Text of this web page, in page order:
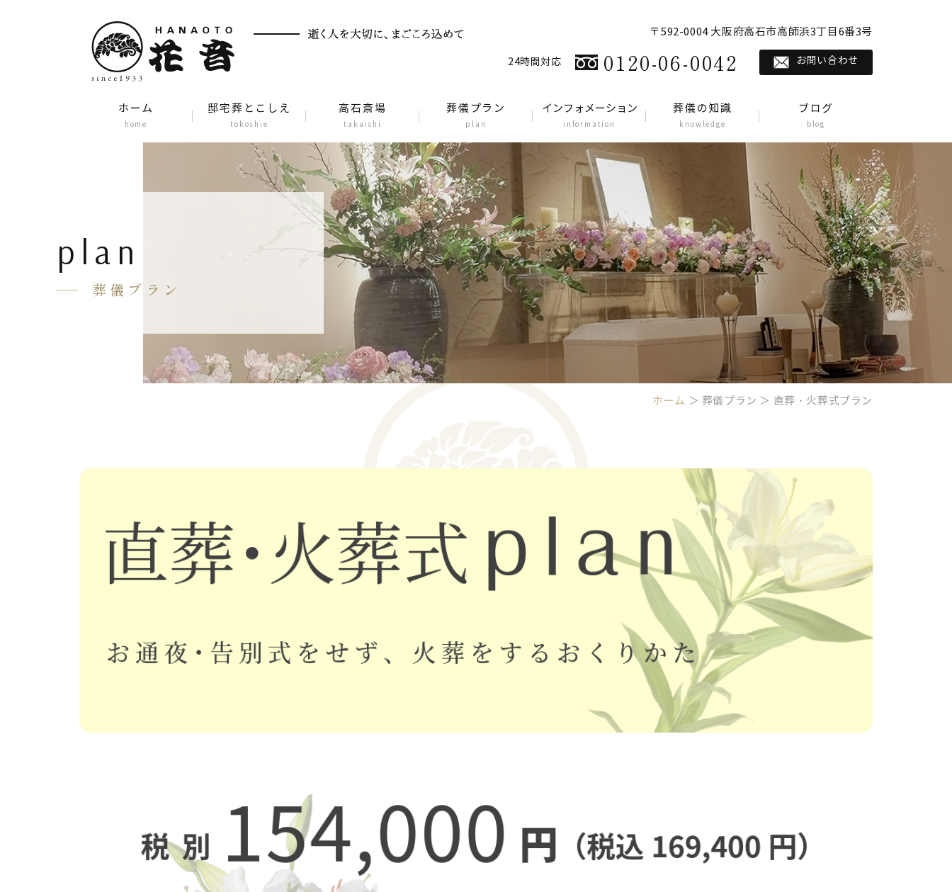
〒592-0004 大阪府高石市高師浜3丁目6番3号
24時間対応 0120-06-0042 お問い合わせ
ホーム
home
邸宅葬とこしえ
tokoshie
高石斎場
takaishi
葬儀プラン
plan
インフォメーション
information
葬儀の知識
knowledge
ブログ
blog
plan
葬儀プラン
ホーム ＞ 葬儀プラン ＞ 直葬・火葬式プラン